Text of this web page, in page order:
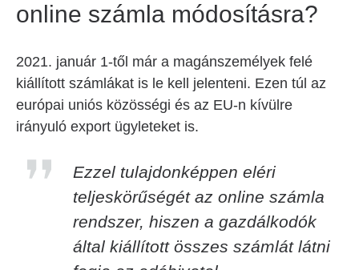
online számla módosításra?
2021. január 1-től már a magánszemélyek felé
kiállított számlákat is le kell jelenteni. Ezen túl az
európai uniós közösségi és az EU-n kívülre
irányuló export ügyleteket is.
Ezzel tulajdonképpen eléri
teljeskörűségét az online számla
rendszer, hiszen a gazdálkodók
által kiállított összes számlát látni